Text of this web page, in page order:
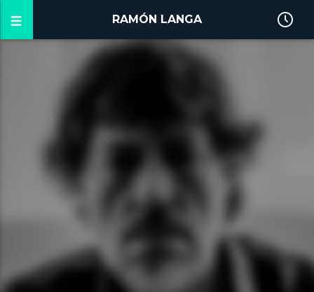
RAMÓN LANGA